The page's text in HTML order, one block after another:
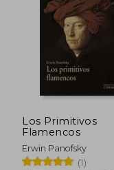
50%
Los Primitivos
Flamencos
Erwin Panofsky
(1)